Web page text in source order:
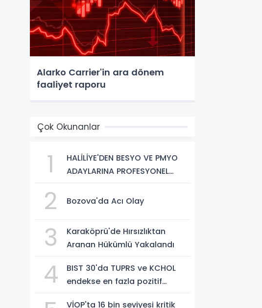
Alarko Carrier'in ara dönem
faaliyet raporu
Çok Okunanlar
1
HALİLİYE'DEN BESYO VE PMYO
ADAYLARINA PROFESYONEL
2 Bozova'da Acı Olay
3
Karaköprü'de Hırsızlıktan
Aranan Hükümlü Yakalandı
4
BIST 30'da TUPRS ve KCHOL
endekse en fazla pozitif
VİOP'ta 16 bin seviyesi kritik